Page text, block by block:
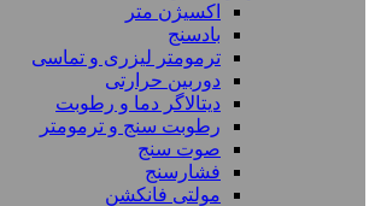
اکسیژن متر
بادسنج
ترمومتر لیزری و تماسی
دوربین حرارتی
دیتالاگر دما و رطوبت
رطوبت سنج و ترمومتر
صوت سنج
فشارسنج
مولتی فانکشن